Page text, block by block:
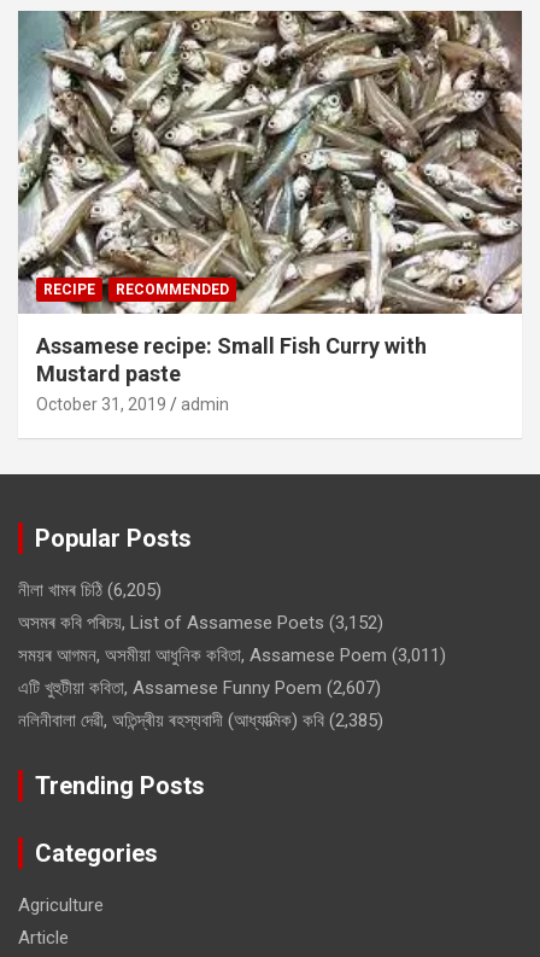
RECIPE RECOMMENDED
Assamese recipe: Small Fish Curry with
Mustard paste
October 31, 2019 admin
Popular Posts
নীলা খামৰ চিঠি (6,205)
অসমৰ কবি পৰিচয়, List of Assamese Poets (3,152)
সময়ৰ আগমন, অসমীয়া আধুনিক কবিতা, Assamese Poem (3,011)
এটি খুহুটীয়া কবিতা, Assamese Funny Poem (2,607)
নলিনীবালা দেৱী, অতিন্দ্ৰীয় ৰহস্যবাদী (আধ্যাত্মিক) কবি (2,385)
Trending Posts
Categories
Agriculture
Article